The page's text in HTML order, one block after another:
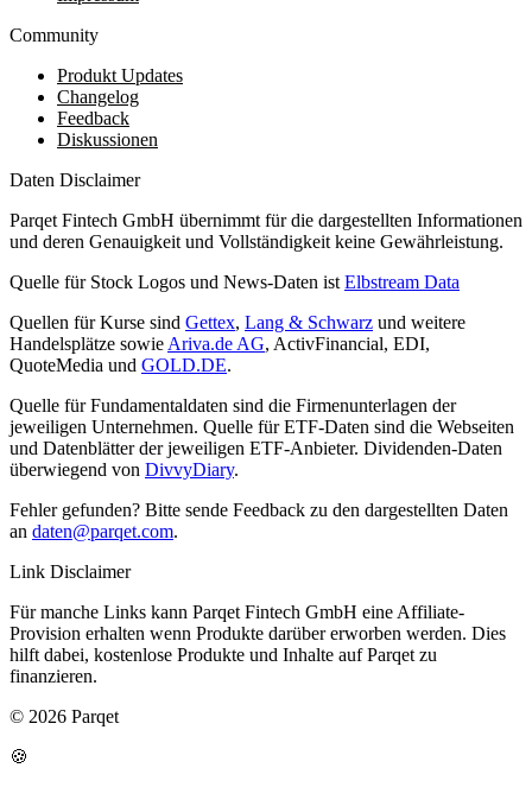
Community
Produkt Updates
Changelog
Feedback
Diskussionen
Daten Disclaimer
Parqet Fintech GmbH übernimmt für die dargestellten Informationen
und deren Genauigkeit und Vollständigkeit keine Gewährleistung.
Quelle für Stock Logos und News-Daten ist Elbstream Data
Quellen für Kurse sind Gettex, Lang & Schwarz und weitere
Handelsplätze sowie Ariva.de AG, ActivFinancial, EDI,
QuoteMedia und GOLD.DE.
Quelle für Fundamentaldaten sind die Firmenunterlagen der
jeweiligen Unternehmen. Quelle für ETF-Daten sind die Webseiten
und Datenblätter der jeweiligen ETF-Anbieter. Dividenden-Daten
überwiegend von DivvyDiary.
Fehler gefunden? Bitte sende Feedback zu den dargestellten Daten
an daten@parqet.com.
Link Disclaimer
Für manche Links kann Parqet Fintech GmbH eine Affiliate-
Provision erhalten wenn Produkte darüber erworben werden. Dies
hilft dabei, kostenlose Produkte und Inhalte auf Parqet zu
finanzieren.
© 2026 Parqet
🍪